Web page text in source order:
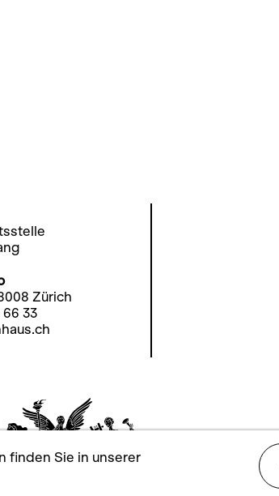
Zürich
66 33
finden Sie in unserer